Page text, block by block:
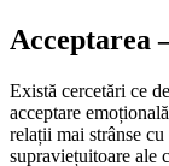
Acceptarea
Există cercetări ce
acceptare
relații mai strânse
supraviețuitoare ale